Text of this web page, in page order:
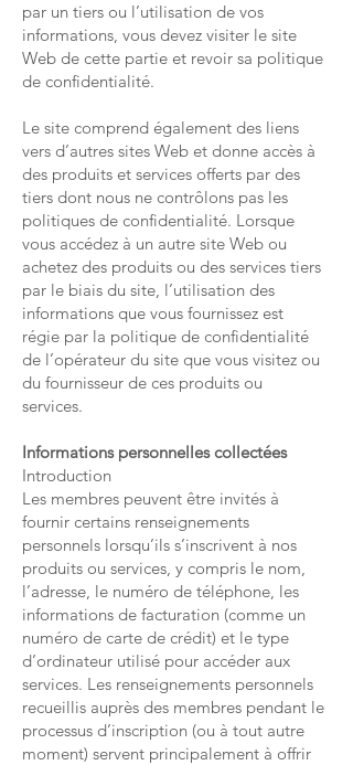
par un tiers ou l’utilisation de vos
informations, vous devez visiter le site
Web de cette partie et revoir sa politique
de confidentialité.
Le site comprend également des liens
vers d’autres sites Web et donne accès à
des produits et services offerts par des
tiers dont nous ne contrôlons pas les
politiques de confidentialité. Lorsque
vous accédez à un autre site Web ou
achetez des produits ou des services tiers
par le biais du site, l’utilisation des
informations que vous fournissez est
régie par la politique de confidentialité
de l’opérateur du site que vous visitez ou
du fournisseur de ces produits ou
services.
Informations personnelles collectées
Introduction
Les membres peuvent être invités à
fournir certains renseignements
personnels lorsqu’ils s’inscrivent à nos
produits ou services, y compris le nom,
l’adresse, le numéro de téléphone, les
informations de facturation (comme un
numéro de carte de crédit) et le type
d’ordinateur utilisé pour accéder aux
services. Les renseignements personnels
recueillis auprès des membres pendant le
processus d’inscription (ou à tout autre
moment) servent principalement à offrir